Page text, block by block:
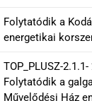
Folytatódik a
energetikai
TOP_PLUSZ-
Folytatódik a
Művelődési Ház